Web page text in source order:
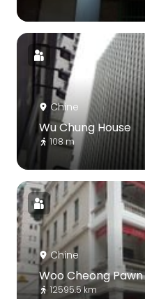
Chine
Wu Chung House
108 m
Chine
Woo Cheong
12595.5 km